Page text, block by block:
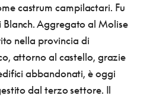
castrum campilactari. Fu
Aggregato al Molise
nella provincia di
attorno al castello, grazie
abbandonati, è oggi
dal terzo settore. Il